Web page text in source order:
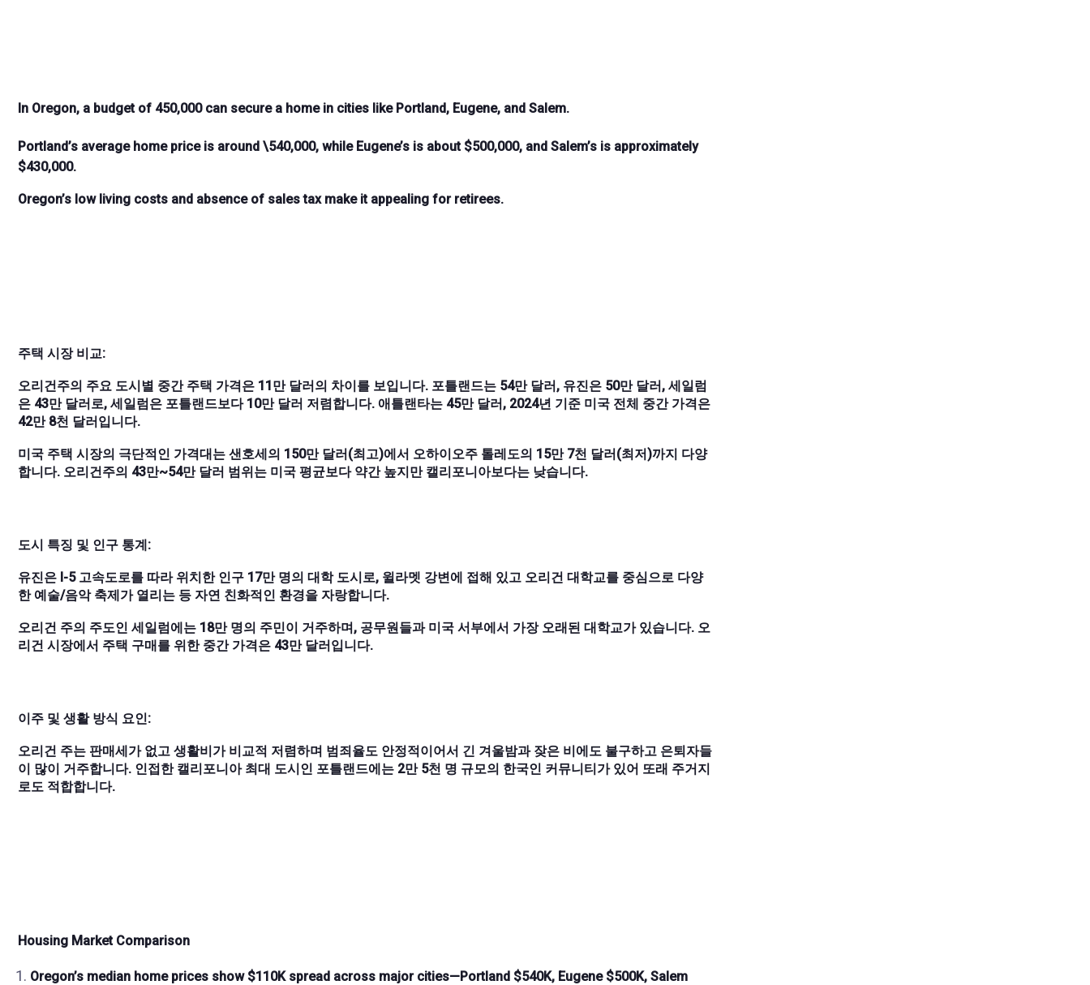
In Oregon, a budget of 450,000 can secure a home in cities like Portland, Eugene, and Salem.
Portland’s average home price is around \540,000, while Eugene’s is about $500,000, and Salem’s is approximately
$430,000.
Oregon’s low living costs and absence of sales tax make it appealing for retirees.
주택 시장 비교:
오리건주의 주요 도시별 중간 주택 가격은 11만 달러의 차이를 보입니다. 포틀랜드는 54만 달러, 유진은 50만 달러, 세일럼
은 43만 달러로, 세일럼은 포틀랜드보다 10만 달러 저렴합니다. 애틀랜타는 45만 달러, 2024년 기준 미국 전체 중간 가격은
42만 8천 달러입니다.
미국 주택 시장의 극단적인 가격대는 샌호세의 150만 달러(최고)에서 오하이오주 톨레도의 15만 7천 달러(최저)까지 다양
합니다. 오리건주의 43만~54만 달러 범위는 미국 평균보다 약간 높지만 캘리포니아보다는 낮습니다.
도시 특징 및 인구 통계:
유진은 I-5 고속도로를 따라 위치한 인구 17만 명의 대학 도시로, 윌라멧 강변에 접해 있고 오리건 대학교를 중심으로 다양
한 예술/음악 축제가 열리는 등 자연 친화적인 환경을 자랑합니다.
오리건 주의 주도인 세일럼에는 18만 명의 주민이 거주하며, 공무원들과 미국 서부에서 가장 오래된 대학교가 있습니다. 오
리건 시장에서 주택 구매를 위한 중간 가격은 43만 달러입니다.
이주 및 생활 방식 요인:
오리건 주는 판매세가 없고 생활비가 비교적 저렴하며 범죄율도 안정적이어서 긴 겨울밤과 잦은 비에도 불구하고 은퇴자들
이 많이 거주합니다. 인접한 캘리포니아 최대 도시인 포틀랜드에는 2만 5천 명 규모의 한국인 커뮤니티가 있어 또래 주거지
로도 적합합니다.
Housing Market Comparison
Oregon’s median home prices show $110K spread across major cities—Portland $540K, Eugene $500K, Salem